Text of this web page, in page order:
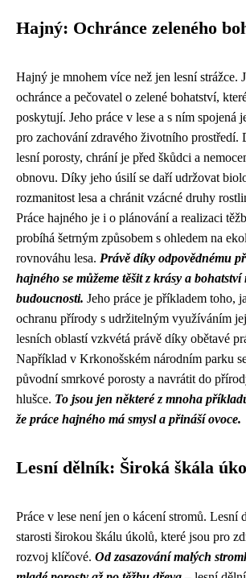
Hajný: Ochránce zeleného
Hajný je mnohem více než jen lesní strážce.
ochránce a pečovatel o zelené bohatství,
poskytují. Jeho práce v lese a s ním spojená
pro zachování zdravého životního prostředí.
lesní porosty, chrání je před škůdci a
obnovu. Díky jeho úsilí se daří udržovat
rozmanitost lesa a chránit vzácné druhy
Práce hajného je i o plánování a realizaci
probíhá šetrným způsobem s ohledem na
rovnováhu lesa. Právě díky odpovědnému
hajného se můžeme těšit z krásy a
budoucnosti. Jeho práce je příkladem toho,
ochranu přírody s udržitelným využíváním
lesních oblastí vzkvétá právě díky obětavé
Například v Krkonošském národním parku
původní smrkové porosty a navrátit do
hlušce. To jsou jen některé z mnoha
že práce hajného má smysl a přináší ovoce.
Lesní dělník: Široká škála
Práce v lese není jen o kácení stromů. Lesní
starosti širokou škálu úkolů, které jsou pro
rozvoj klíčové. Od zasazování malých